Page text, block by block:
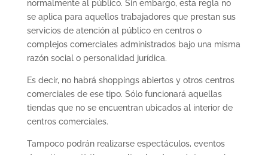
normalmente al público. Sin embargo, esta regla no
se aplica para aquellos trabajadores que prestan sus
servicios de atención al público en centros o
complejos comerciales administrados bajo una misma
razón social o personalidad jurídica.
Es decir, no habrá shoppings abiertos y otros centros
comerciales de ese tipo. Sólo funcionará aquellas
tiendas que no se encuentran ubicados al interior de
centros comerciales.
Tampoco podrán realizarse espectáculos, eventos